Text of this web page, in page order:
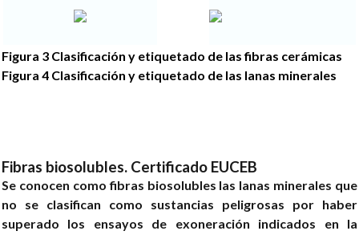
Figura 3 Clasificación y etiquetado de las fibras cerámicas
Figura 4 Clasificación y etiquetado de las lanas minerales
Fibras biosolubles. Certificado EUCEB
Se conocen como fibras biosolubles las lanas minerales que
no se clasifican como sustancias peligrosas por haber
superado los ensayos de exoneración indicados en la